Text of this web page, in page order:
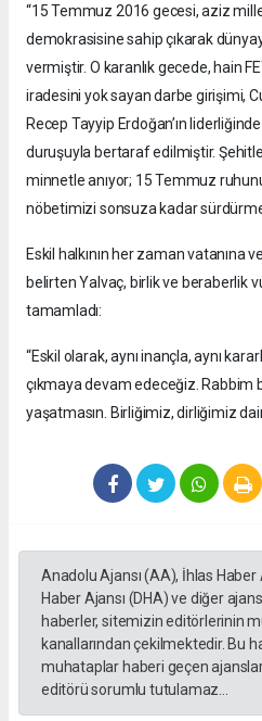
“15 Temmuz 2016 gecesi, aziz
demokrasisine sahip çıkarak
vermiştir. O karanlık gecede, hain
iradesini yok sayan darbe girişimi,
Recep Tayyip Erdoğan’ın
duruşuyla bertaraf edilmiştir.
minnetle anıyor; 15 Temmuz
nöbetimizi sonsuza kadar
Eskil halkının her zaman vatanına
belirten Yalvaç, birlik ve beraberlik
tamamladı:
“Eskil olarak, aynı inançla, aynı
çıkmaya devam edeceğiz. Rabbim
yaşatmasın. Birliğimiz, dirliğimiz
Anadolu Ajansı (AA), İhlas Haber
Haber Ajansı (DHA) ve diğer
haberler, sitemizin editörlerinin
kanallarından çekilmektedir. Bu
muhataplar haberi geçen
editörü sorumlu tutulamaz...